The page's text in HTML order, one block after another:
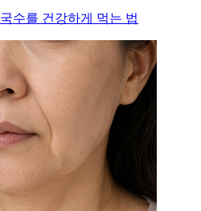
수를 건강하게 먹는 법